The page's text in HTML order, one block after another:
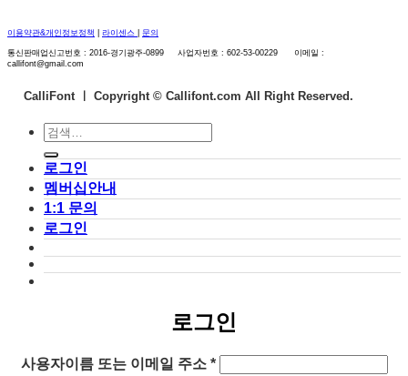
이용약관&개인정보정책 라이센스 문의
통신판매업신고번호 : 2016-경기광주-0899 사업자번호 : 602-53-00229 이메일 :
callifont@gmail.com
CalliFont ㅣ Copyright © Callifont.com All Right Reserved.
검
색:
로그인
멤버십안내
1:1 문의
로그인
로그인
사용자이름 또는 이메일 주소 *필